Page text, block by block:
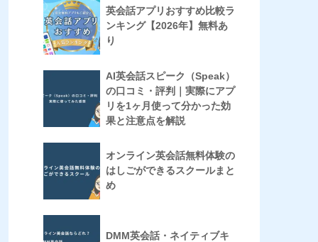
英会話アプリおすすめ比較ラ
ンキング【2026年】無料あ
り
AI英会話スピーク（Speak）
の口コミ・評判｜実際にアプ
リを1ヶ月使って分かった効
果と注意点を解説
オンライン英会話無料体験の
はしごができるスクールまと
め
DMM英会話・ネイティブキ